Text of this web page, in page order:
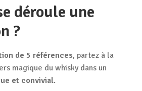
déroule une
?
de 5 références, partez à la
magique du whisky dans un
et convivial.